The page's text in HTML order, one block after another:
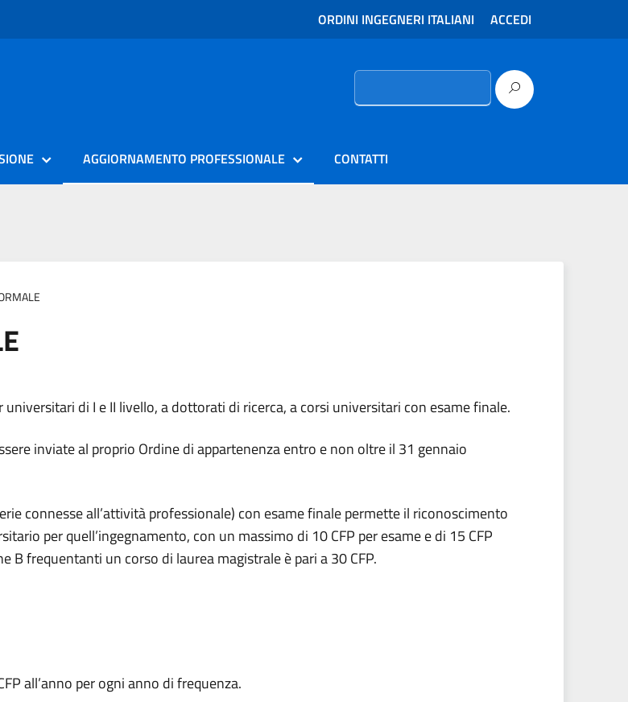
ORDINI INGEGNERI ITALIANI ACCEDI
Ricerca
AGGIORNAMENTO PROFESSIONALE CONTATTI
di I e II livello, a dottorati di ricerca, a corsi universitari con esame finale.
inviate al proprio Ordine di appartenenza entro e non oltre il 31 gennaio
connesse all’attività professionale) con esame finale permette il riconoscimento
per quell’ingegnamento, con un massimo di 10 CFP per esame e di 15 CFP
B frequentanti un corso di laurea magistrale è pari a 30 CFP.
all’anno per ogni anno di frequenza.